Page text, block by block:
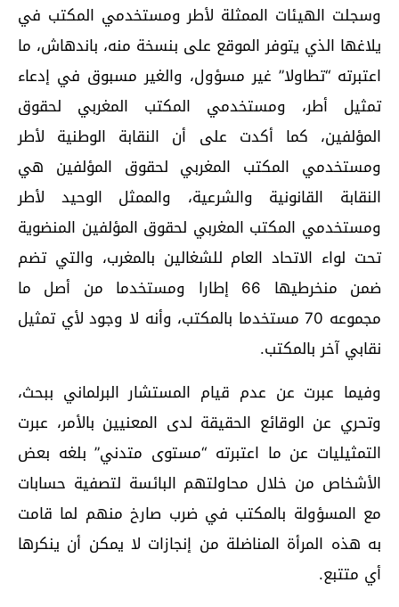
وسجلت الهيئات الممثلة لأطر ومستخدمي المكتب في
يلاغها الذي يتوفر الموقع على بنسخة منه، باندهاش، ما
اعتبرته “تطاولا” غير مسؤول، والغير مسبوق في إدعاء
تمثيل أطر، ومستخدمي المكتب المغربي لحقوق
المؤلفين، كما أكدت على أن النقابة الوطنية لأطر
ومستخدمي المكتب المغربي لحقوق المؤلفين هي
النقابة القانونية والشرعية، والممثل الوحيد لأطر
ومستخدمي المكتب المغربي لحقوق المؤلفين المنضوية
تحت لواء الاتحاد العام للشغالين بالمغرب، والتي تضم
ضمن منخرطيها 66 إطارا ومستخدما من أصل ما
مجموعه 70 مستخدما بالمكتب، وأنه لا وجود لأي تمثيل
نقابي آخر بالمكتب.
وفيما عبرت عن عدم قيام المستشار البرلماني ببحث،
وتحري عن الوقائع الحقيقة لدى المعنيين بالأمر، عبرت
التمثيليات عن ما اعتبرته “مستوى متدني” بلغه بعض
الأشخاص من خلال محاولتهم البائسة لتصفية حسابات
مع المسؤولة بالمكتب في ضرب صارخ منهم لما قامت
به هذه المرأة المناضلة من إنجازات لا يمكن أن ينكرها
أي متتبع.